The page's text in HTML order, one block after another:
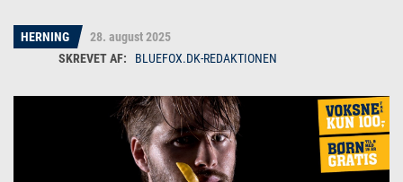
HERNING
28. august 2025
BLUEFOX.DK-REDAKTIONEN